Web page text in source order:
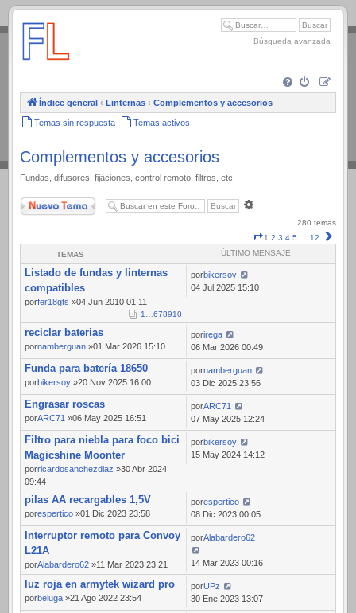
.
Búsqueda avanzada
Índice general ‹ Linternas ‹ Complementos y accesorios
Temas sin respuesta Temas activos
Complementos y accesorios
Fundas, difusores, fijaciones, control remoto, filtros, etc.
Nuevo Tema
280 temas
Página
1
1 2 3 4 5 … 12
TEMAS ÚLTIMO MENSAJE
Listado de fundas y linternas
compatibles
porfer18gts »04 Jun 2010 01:11
1…678910
porbikersoy
04 Jul 2025 15:10
reciclar baterias
pornamberguan »01 Mar 2026 15:10
porirega
06 Mar 2026 00:49
Funda para batería 18650
porbikersoy »20 Nov 2025 16:00
pornamberguan
03 Dic 2025 23:56
Engrasar roscas
porARC71 »06 May 2025 16:51
porARC71
07 May 2025 12:24
Filtro para niebla para foco bici
Magicshine Moonter
porricardosanchezdiaz »30 Abr 2024
09:44
porbikersoy
15 May 2024 14:12
pilas AA recargables 1,5V
porespertico »01 Dic 2023 23:58
porespertico
08 Dic 2023 00:05
Interruptor remoto para Convoy
L21A
porAlabardero62 »11 Mar 2023 23:21
porAlabardero62
14 Mar 2023 00:16
luz roja en armytek wizard pro
porbeluga »21 Ago 2022 23:54
porUPz
30 Ene 2023 13:07